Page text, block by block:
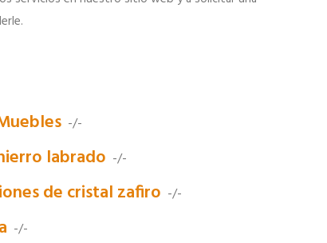
-/-
labrado -/-
de cristal zafiro -/-
-/-